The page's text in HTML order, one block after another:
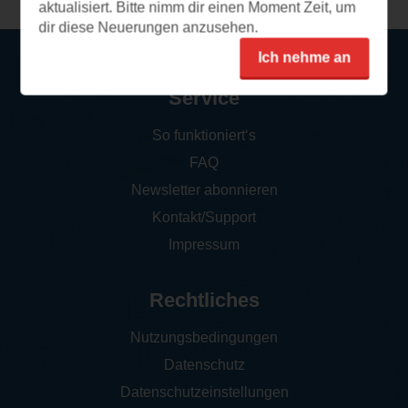
aktualisiert. Bitte nimm dir einen Moment Zeit, um
dir diese Neuerungen anzusehen.
Ich nehme an
Service
So funktioniert‘s
FAQ
Newsletter abonnieren
Kontakt/Support
Impressum
Rechtliches
Nutzungsbedingungen
Datenschutz
Datenschutzeinstellungen